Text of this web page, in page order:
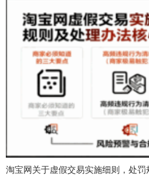
淘宝网关于虚假交易实施细则，处